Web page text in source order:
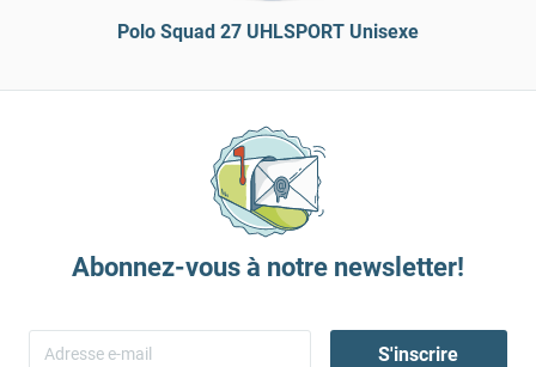
Polo Squad 27 UHLSPORT Unisexe
Abonnez-vous à notre newsletter!
S'inscrire